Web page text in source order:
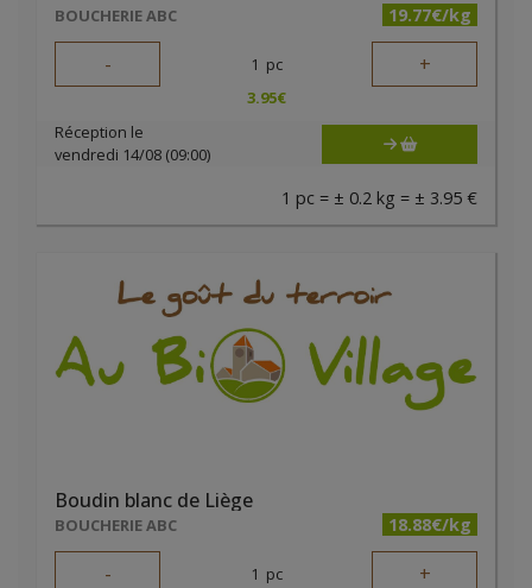
BOUCHERIE ABC 19.77€/kg
- 1 pc +
3.95€
Réception le
vendredi 14/08 (09:00)
1 pc = ± 0.2 kg = ± 3.95 €
Boudin blanc de Liège
BOUCHERIE ABC 18.88€/kg
- 1 pc +